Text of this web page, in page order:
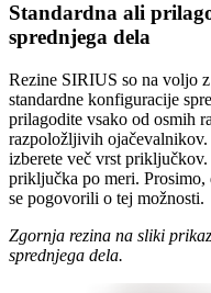
Standardna ali
sprednjega dela
Rezine SIRIUS so na voljo
standardne konfiguracije
prilagodite vsako od osmih
razpoložljivih
izberete več vrst
priključka po meri. Prosimo,
se pogovorili o tej možnosti.
Zgornja rezina na sliki
sprednjega dela.